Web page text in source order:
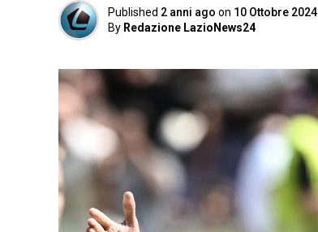
Published 2 anni ago on 10 Ottobre 2024
By Redazione LazioNews24